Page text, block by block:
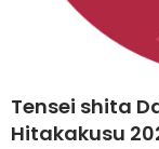
Tensei shita
Hitakakusu